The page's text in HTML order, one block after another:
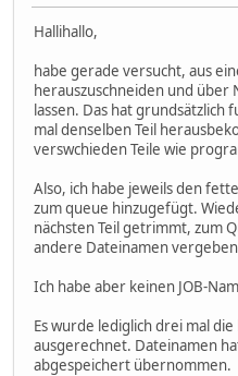
Hallihallo,
habe gerade versucht, aus
herauszuschneiden und über
lassen. Das hat grundsätzlich
mal denselben Teil
verswchieden Teile wie
Also, ich habe jeweils den
zum queue hinzugefügt.
nächsten Teil getrimmt, zum
andere Dateinamen
Ich habe aber keinen JOB-
Es wurde lediglich drei mal
ausgerechnet. Dateinamen
abgespeichert übernommen.